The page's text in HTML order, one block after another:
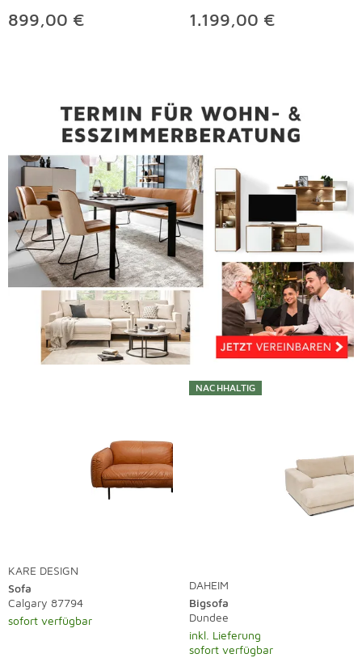
899,00 € 1.199,00 €
KARE DESIGN
Sofa
Calgary 87794
sofort verfügbar
NACHHALTIG
DAHEIM
Bigsofa
Dundee
inkl. Lieferung
sofort verfügbar